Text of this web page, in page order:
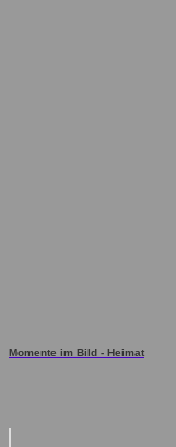
Momente im Bild - Heimat